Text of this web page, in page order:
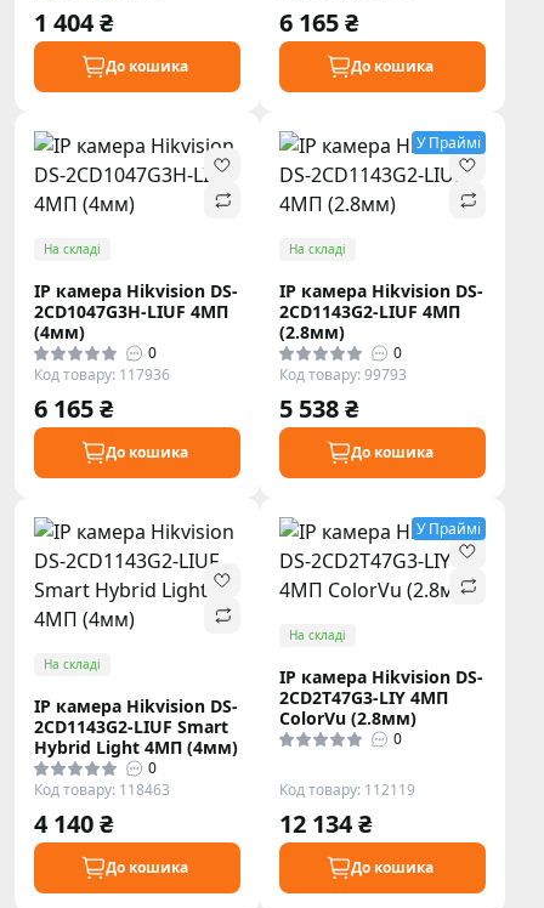
1 404 ₴
До кошика
6 165 ₴
До кошика
На складі
IP камера Hikvision DS-
2CD1047G3H-LIUF 4МП
(4мм)
0
Код товару: 117936
6 165 ₴
До кошика
У Праймі
На складі
IP камера Hikvision DS-
2CD1143G2-LIUF 4МП
(2.8мм)
0
Код товару: 99793
5 538 ₴
До кошика
На складі
IP камера Hikvision DS-
2CD1143G2-LIUF Smart
Hybrid Light 4МП (4мм)
0
Код товару: 118463
4 140 ₴
До кошика
У Праймі
На складі
IP камера Hikvision DS-
2CD2T47G3-LIY 4МП
ColorVu (2.8мм)
0
Код товару: 112119
12 134 ₴
До кошика